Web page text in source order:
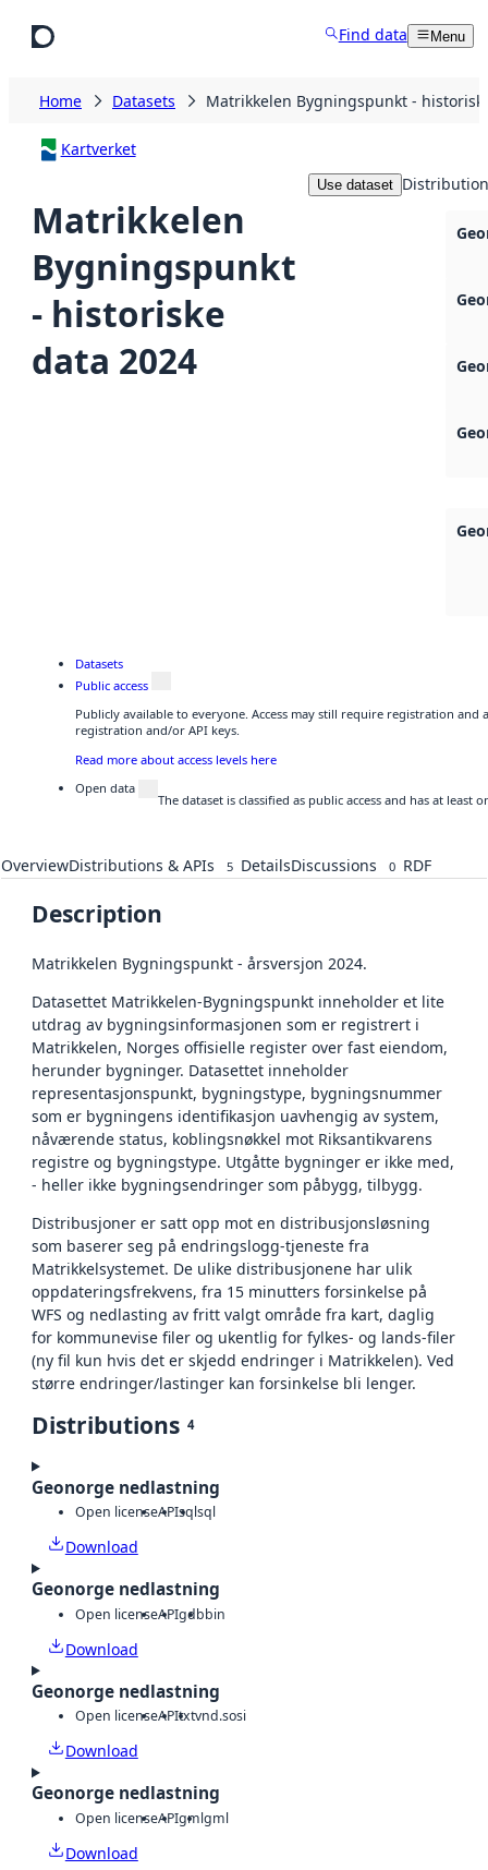
Find data Menu
Home Datasets Matrikkelen Bygningspunkt -
Kartverket
Matrikkelen
Bygningspunkt
- historiske
data 2024
Use dataset
Datasets
Public access
Publicly available to everyone. Access may still require registration and
registration and/or API keys.
Read more about access levels here
Open data
The dataset is classified as public access and has at
OverviewDistributions & APIs 5 DetailsDiscussions 0 RDF
Description
Matrikkelen Bygningspunkt - årsversjon 2024.
Datasettet Matrikkelen-Bygningspunkt inneholder et lite
utdrag av bygningsinformasjonen som er registrert i
Matrikkelen, Norges offisielle register over fast eiendom,
herunder bygninger. Datasettet inneholder
representasjonspunkt, bygningstype, bygningsnummer
som er bygningens identifikasjon uavhengig av system,
nåværende status, koblingsnøkkel mot Riksantikvarens
registre og bygningstype. Utgåtte bygninger er ikke med,
- heller ikke bygningsendringer som påbygg, tilbygg.
Distribusjoner er satt opp mot en distribusjonsløsning
som baserer seg på endringslogg-tjeneste fra
Matrikkelsystemet. De ulike distribusjonene har ulik
oppdateringsfrekvens, fra 15 minutters forsinkelse på
WFS og nedlasting av fritt valgt område fra kart, daglig
for kommunevise filer og ukentlig for fylkes- og lands-filer
(ny fil kun hvis det er skjedd endringer i Matrikkelen). Ved
større endringer/lastinger kan forsinkelse bli lenger.
Distributions 4
Geonorge nedlastning
Open licenseAPIsqlsql
Download
Geonorge nedlastning
Open licenseAPIgdbbin
Download
Geonorge nedlastning
Open licenseAPItxtvnd.sosi
Download
Geonorge nedlastning
Open licenseAPIgmlgml
Download